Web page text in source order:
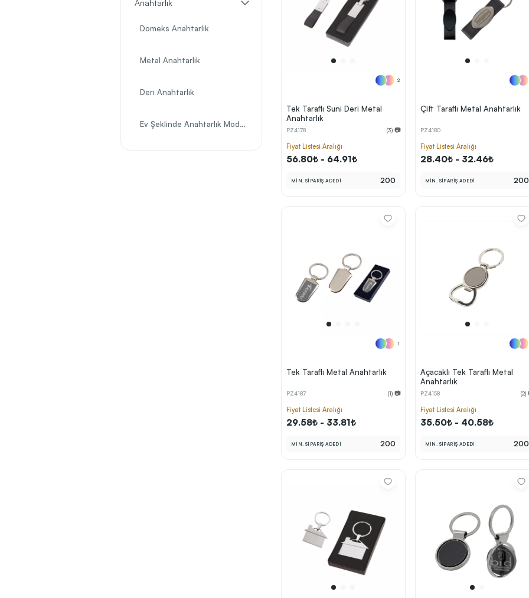
Sonraki Adıma İlerle
Anahtarlık
Domeks Anahtarlık
Metal Anahtarlık
Deri Anahtarlık
Ev Şeklinde Anahtarlık Modelleri
2
Tek Taraflı Suni Deri Metal
Anahtarlık
PZ4178 (3) 📷
Fiyat Listesi Aralığı
56.80₺ - 64.91₺
MİN. SİPARİŞ ADEDİ 200
Çift Taraflı Metal Anahtarlık
PZ4180
Fiyat Listesi Aralığı
28.40₺ - 32.46₺
MİN. SİPARİŞ ADEDİ 200
1
Tek Taraflı Metal Anahtarlık
PZ4187 (1) 📷
Fiyat Listesi Aralığı
29.58₺ - 33.81₺
MİN. SİPARİŞ ADEDİ 200
Açacaklı Tek Taraflı Metal
Anahtarlık
PZ4158 (2)
Fiyat Listesi Aralığı
35.50₺ - 40.58₺
MİN. SİPARİŞ ADEDİ 200